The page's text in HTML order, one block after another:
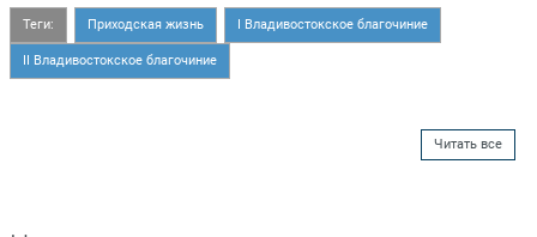
Теги: Приходская жизнь I Владивостокское благочиние
II Владивостокское благочиние
Читать все